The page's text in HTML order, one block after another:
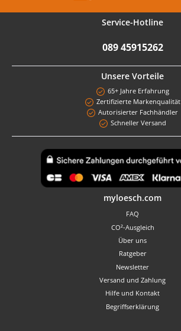
Service-Hotline
089 45915262
Unsere Vorteile
65+ Jahre Erfahrung
Zertifizierte Markenqualität
Autorisierter Fachhändler
Schneller Versand
myloesch.com
FAQ
CO²-Ausgleich
Über uns
Ratgeber
Newsletter
Versand und Zahlung
Hilfe und Kontakt
Begriffserklärung